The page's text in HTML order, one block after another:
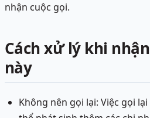
nhận cuộc gọi.
Cách xử lý khi
này
Không nên gọi lại: Việc gọi